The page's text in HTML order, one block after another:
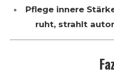
Pflege innere
ruht, strahlt